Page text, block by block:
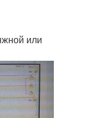
или